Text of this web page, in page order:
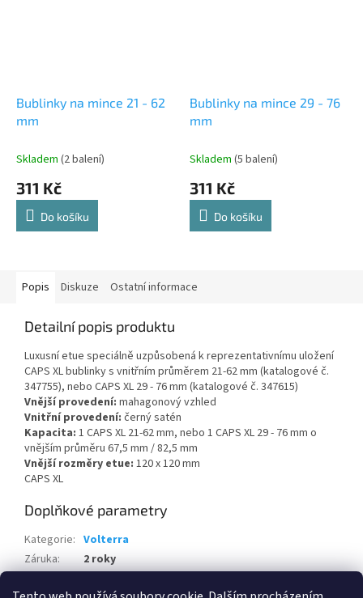
Bublinky na mince 21 - 62
mm
Skladem (2 balení)
311 Kč
Do košíku
Bublinky na mince 29 - 76
mm
Skladem (5 balení)
311 Kč
Do košíku
Popis Diskuze Ostatní informace
Detailní popis produktu
Luxusní etue speciálně uzpůsobená k reprezentativnímu uložení
CAPS XL bublinky s vnitřním průměrem 21-62 mm (katalogové č.
347755), nebo CAPS XL 29 - 76 mm (katalogové č. 347615)
Vnější provedení: mahagonový vzhled
Vnitřní provedení: černý satén
Kapacita: 1 CAPS XL 21-62 mm, nebo 1 CAPS XL 29 - 76 mm o
vnějším průměru 67,5 mm / 82,5 mm
Vnější rozměry etue: 120 x 120 mm
CAPS XL
Doplňkové parametry
Kategorie: Volterra
Záruka:
2 roky